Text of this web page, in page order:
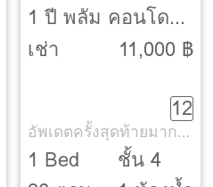
1 ปี พลัม คอนโด
ปิ่นเกล้า สเตชั่น
เช่า
11,000 ฿
12
อัพเดตครั้งสุดท้ายมากกว่า 30 วัน
1 Bed
ชั้น 4